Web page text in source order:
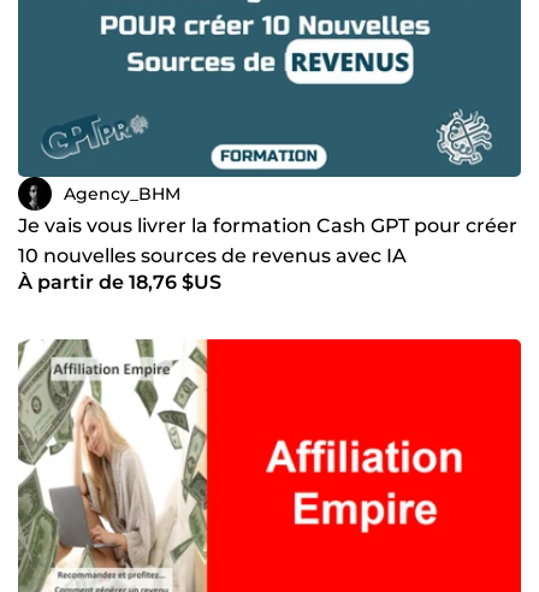
Agency_BHM
Je vais vous livrer la formation Cash GPT pour créer
10 nouvelles sources de revenus avec IA
À partir de 18,76 $US